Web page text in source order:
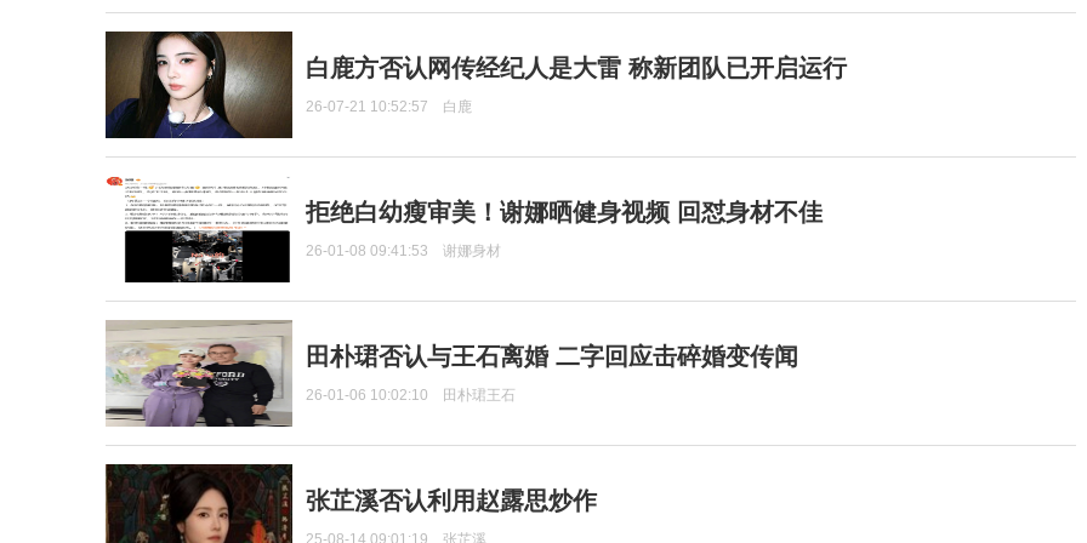
白鹿方否认网传经纪人是大雷 称新团队已开启运行
26-07-21 10:52:57 白鹿
拒绝白幼瘦审美！谢娜晒健身视频 回怼身材不佳
26-01-08 09:41:53 谢娜身材
田朴珺否认与王石离婚 二字回应击碎婚变传闻
26-01-06 10:02:10 田朴珺王石
张芷溪否认利用赵露思炒作
25-08-14 09:01:19 张芷溪